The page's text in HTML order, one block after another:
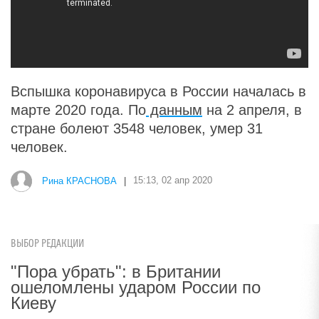
Вспышка коронавируса в России началась в
марте 2020 года. По данным на 2 апреля, в
стране болеют 3548 человек, умер 31
человек.
Рина КРАСНОВА | 15:13, 02 апр 2020
ВЫБОР РЕДАКЦИИ
"Пора убрать": в Британии
ошеломлены ударом России по
Киеву